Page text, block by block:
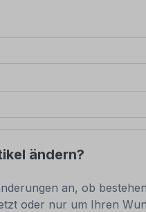
ändern?
an, ob
oder nur um Ihren